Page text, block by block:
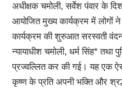
अधीक्षक चमोली, सर्वेश पंवार के
आयोजित मुख्य कार्यक्रम में लोगों ने
कार्यक्रम की शुरुआत सरस्वती
न्यायाधीश चमोली, धर्म सिंह* तथा
प्रज्वल्लित कर की गई। यह एक
कृष्ण के प्रति अपनी भक्ति और